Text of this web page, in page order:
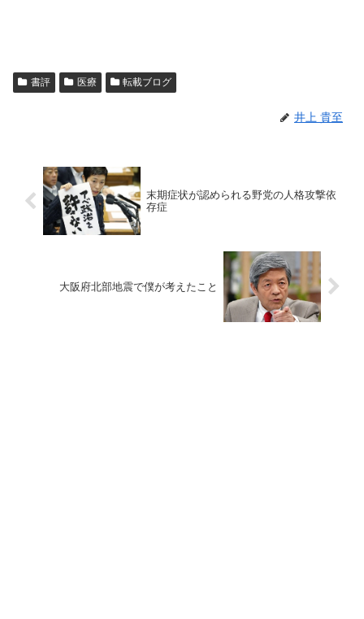
書評 医療 転載ブログ
井上 貴至
末期症状が認められる野党の人格攻撃依
存症
大阪府北部地震で僕が考えたこと